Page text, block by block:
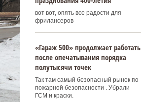
вот вот, опять все радости для
фрилансеров
«Гараж 500» продолжает работать
после опечатывания порядка
полутысячи точек
Так там самый безопасный рынок по
пожарной безопасности . Убрали
ГСМ и краски.